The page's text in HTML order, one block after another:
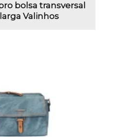
bolsa transversal
Valinhos